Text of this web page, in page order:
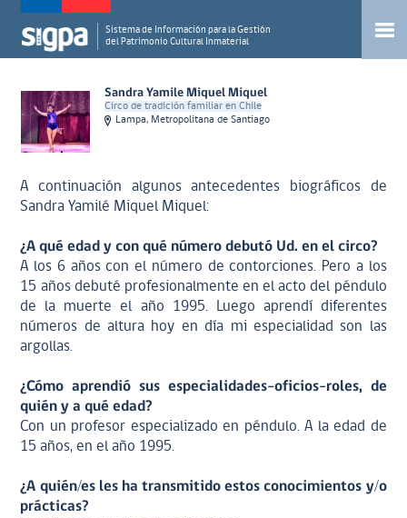
Sistema de Información para la Gestión
del Patrimonio Cultural Inmaterial
Sandra Yamile Miquel Miquel
Circo de tradición familiar en Chile
Lampa, Metropolitana de Santiago
A continuación algunos antecedentes biográficos de
Sandra Yamilé Miquel Miquel:
¿A qué edad y con qué número debutó Ud. en el circo?
A los 6 años con el número de contorciones. Pero a los
15 años debuté profesionalmente en el acto del péndulo
de la muerte el año 1995. Luego aprendí diferentes
números de altura hoy en día mi especialidad son las
argollas.
¿Cómo aprendió sus especialidades-oficios-roles, de
quién y a qué edad?
Con un profesor especializado en péndulo. A la edad de
15 años, en el año 1995.
¿A quién/es les ha transmitido estos conocimientos y/o
prácticas?